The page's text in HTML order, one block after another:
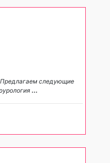
Предлагаем следующие
...